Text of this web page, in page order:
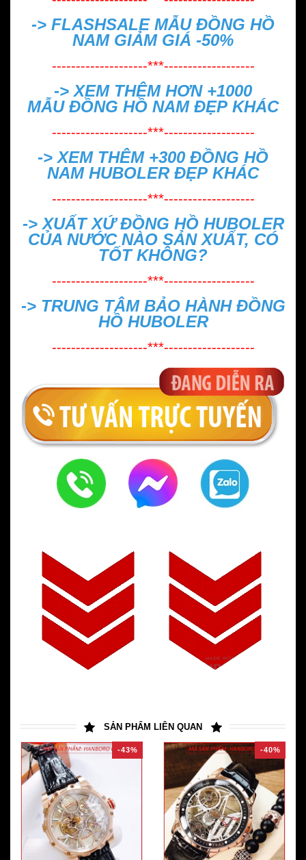
-> FLASHSALE MẪU ĐỒNG HỒ
NAM GIẢM GIÁ -50%
--------------------***-------------------
-> XEM THÊM HƠN +1000
MẪU ĐỒNG HỒ NAM ĐẸP KHÁC
--------------------***-------------------
-> XEM THÊM +300 ĐỒNG HỒ
NAM HUBOLER ĐẸP KHÁC
--------------------***-------------------
->XUẤT XỨ ĐỒNG HỒ HUBOLER
CỦA NƯỚC NÀO SẢN XUẤT, CÓ
TỐT KHÔNG?
--------------------***-------------------
-> TRUNG TÂM BẢO HÀNH ĐỒNG
HỒ HUBOLER
--------------------***-------------------
SẢN PHẨM LIÊN QUAN
-43% -40%